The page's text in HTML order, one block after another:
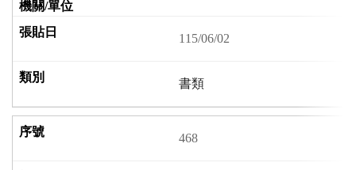
115/06/02
書類
468